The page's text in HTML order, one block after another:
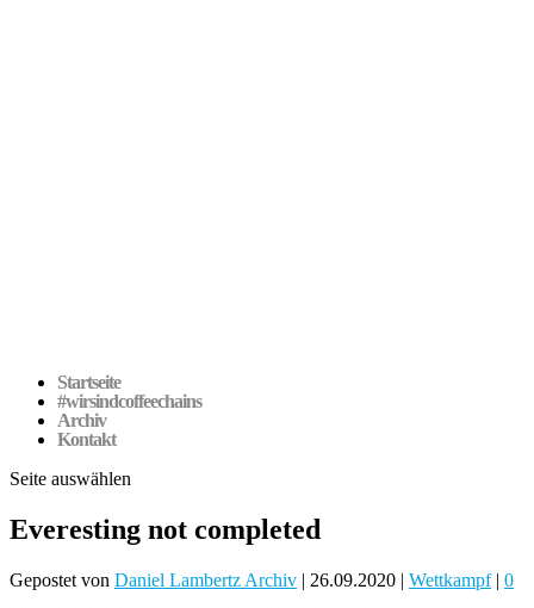
Startseite
#wirsindcoffeechains
Archiv
Kontakt
Seite auswählen
Everesting not completed
Gepostet von Daniel Lambertz Archiv | 26.09.2020 | Wettkampf| 0